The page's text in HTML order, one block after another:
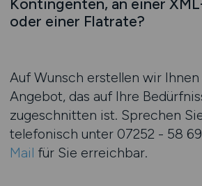
Kontingenten, an einer
oder einer Flatrate?
Auf Wunsch erstellen wir
Angebot, das auf Ihre
zugeschnitten ist. Sprechen
telefonisch unter 07252 - 58
Mail für Sie erreichbar.